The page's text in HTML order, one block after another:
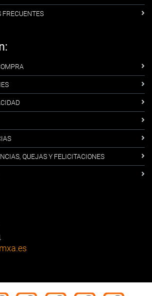
FRECUENTES
QUEJAS Y FELICITACIONES